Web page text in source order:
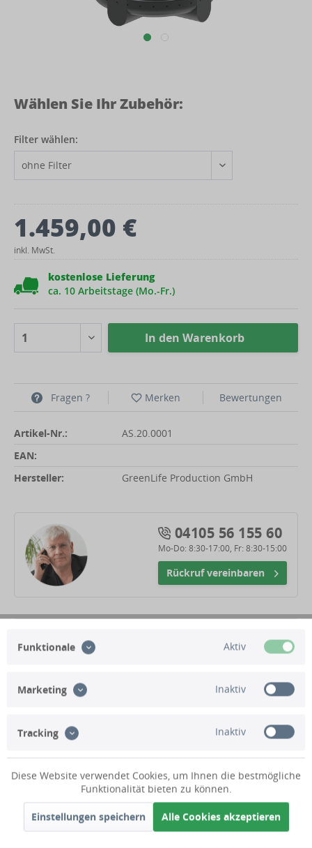
Wählen Sie Ihr Zubehör:
Filter wählen:
1.459,00 €
inkl. MwSt.
kostenlose Lieferung
ca. 10 Arbeitstage (Mo.-Fr.)
In den Warenkorb
Fragen ? Merken Bewertungen
Artikel-Nr.:
AS.20.0001
EAN:
Hersteller:
GreenLife Production GmbH
04105 56 155 60
Mo-Do: 8:30-17:00, Fr: 8:30-15:00
Rückruf vereinbaren
Beschreibung
Technische Daten
Kundenbewertungen
Funktionale Aktiv
Marketing Inaktiv
Tracking Inaktiv
Diese Website verwendet Cookies, um Ihnen die bestmögliche
Funktionalität bieten zu können.
Einstellungen speichern Alle Cookies akzeptieren